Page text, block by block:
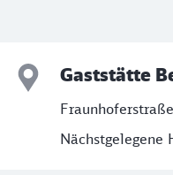
Gaststätte